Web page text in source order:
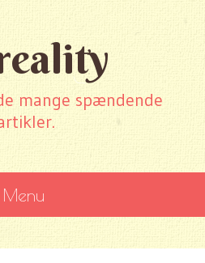
mange spændende
Menu